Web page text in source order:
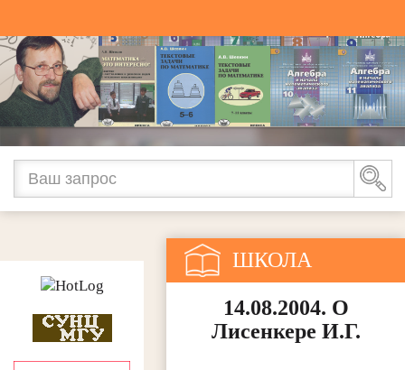
ШКОЛА
(СТАТЬИ)
14.08.2004. О
Лисенкере И.Г.